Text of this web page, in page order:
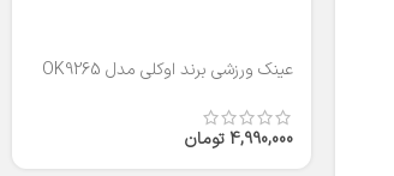
عینک ورزشی برند اوکلی مدل OK9265
4,990,000 تومان